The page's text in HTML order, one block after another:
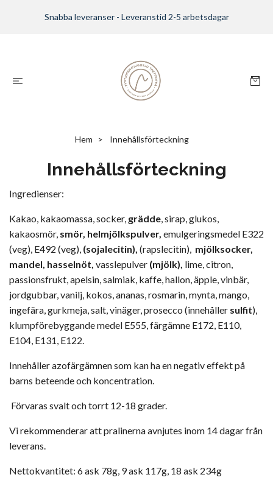
Snabba leveranser - Leveranstid 2-5 arbetsdagar
Hem Innehållsförteckning
Innehållsförteckning
Ingredienser:
Kakao, kakaomassa, socker, grädde, sirap, glukos,
kakaosmör, smör, helmjölkspulver, emulgeringsmedel E322
(veg), E492 (veg), (sojalecitin), (rapslecitin), mjölksocker,
mandel, hasselnöt, vasslepulver (mjölk), lime, citron,
passionsfrukt, apelsin, salmiak, kaffe, hallon, äpple, vinbär,
jordgubbar, vanilj, kokos, ananas, rosmarin, mynta, mango,
ingefära, gurkmeja, salt, vinäger, prosecco (innehåller sulfit),
klumpförebyggande medel E555, färgämne E172, E110,
E104, E131, E122.
Innehåller azofärgämnen som kan ha en negativ effekt på
barns beteende och koncentration.
Förvaras svalt och torrt 12-18 grader.
Vi rekommenderar att pralinerna avnjutes inom 14 dagar från
leverans.
Nettokvantitet: 6 ask 78g, 9 ask 117g, 18 ask 234g